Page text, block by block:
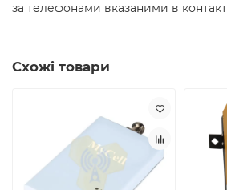
за телефонами вказаними в
Схожі товари